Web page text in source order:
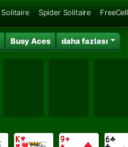
Solitaire Spider Solitaire FreeCell
Busy Aces daha fazlası